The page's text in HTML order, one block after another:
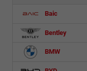
Baic
Bentley
BMW